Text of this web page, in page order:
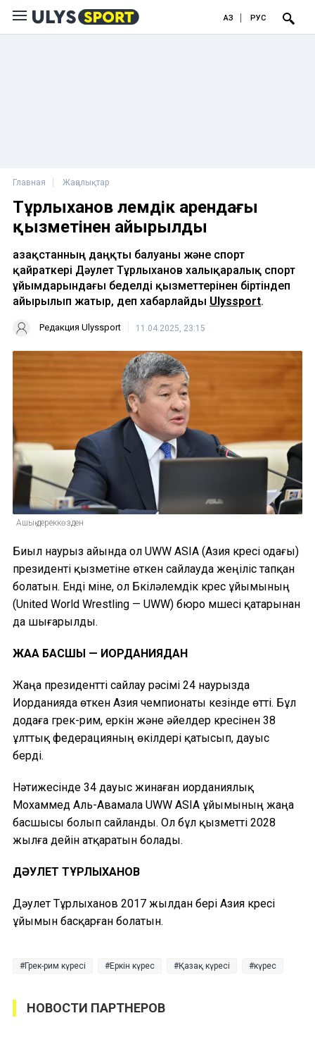
ҚАЗ РУС
Главная Жаңалықтар
Тұрлыханов әлемдік арендағы
қызметінен айырылды
Қазақстанның даңқты балуаны және спорт
қайраткері Дәулет Тұрлыханов халықаралық спорт
ұйымдарындағы беделді қызметтерінен біртіндеп
айырылып жатыр, деп хабарлайды Ulyssport.
Редакция Ulyssport 11.04.2025, 23:15
Ашық дереккөзден
Биыл наурыз айында ол UWW ASIA (Азия күресі одағы)
президенті қызметіне өткен сайлауда жеңіліс тапқан
болатын. Енді міне, ол Бүкіләлемдік күрес ұйымының
(United World Wrestling — UWW) бюро мүшесі қатарынан
да шығарылды.
ЖАҢА БАСШЫ — ИОРДАНИЯДАН
Жаңа президентті сайлау рәсімі 24 наурызда
Иорданияда өткен Азия чемпионаты кезінде өтті. Бұл
додаға грек-рим, еркін және әйелдер күресінен 38
ұлттық федерацияның өкілдері қатысып, дауыс
берді.
Нәтижесінде 34 дауыс жинаған иорданиялық
Мохаммед Аль-Авамала UWW ASIA ұйымының жаңа
басшысы болып сайланды. Ол бұл қызметті 2028
жылға дейін атқаратын болады.
ДӘУЛЕТ ТҰРЛЫХАНОВ
Дәулет Тұрлыханов 2017 жылдан бері Азия күресі
ұйымын басқарған болатын.
Грек-рим күресі Еркін күрес Қазақ күресі күрес
НОВОСТИ ПАРТНЕРОВ